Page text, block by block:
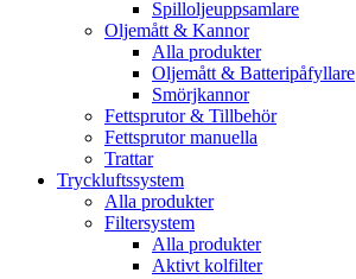
Spilloljeuppsamlare
Oljemått & Kannor
Alla produkter
Oljemått & Batteripåfyllare
Smörjkannor
Fettsprutor & Tillbehör
Fettsprutor manuella
Trattar
Tryckluftssystem
Alla produkter
Filtersystem
Alla produkter
Aktivt kolfilter